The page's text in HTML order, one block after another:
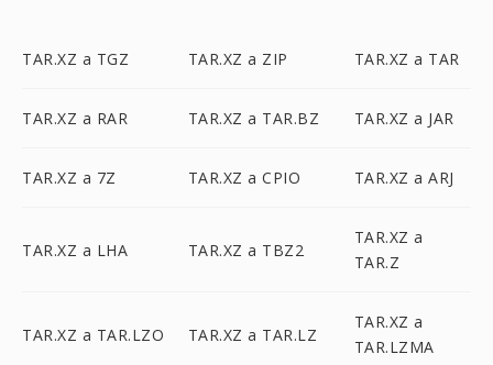
TAR.XZ a TGZ TAR.XZ a ZIP TAR.XZ a TAR
TAR.XZ a RAR TAR.XZ a TAR.BZ TAR.XZ a JAR
TAR.XZ a 7Z TAR.XZ a CPIO TAR.XZ a ARJ
TAR.XZ a LHA TAR.XZ a TBZ2
TAR.XZ a
TAR.Z
TAR.XZ a TAR.LZO TAR.XZ a TAR.LZ
TAR.XZ a
TAR.LZMA